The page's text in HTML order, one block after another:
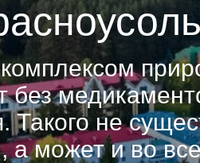
и
Фото и
без
не
а может и во